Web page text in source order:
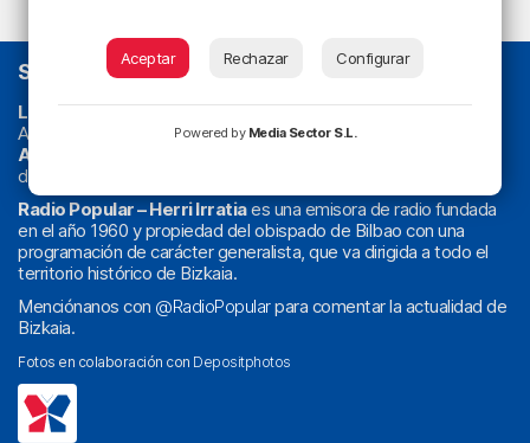
SOBRE NOSOTROS
La radio sin cadenas. Desde 1960 haciendo radio en Bilbao.
Actualidad y
podcastdeBilbaoyBizkaia, los partidos del
Athletic
deportes, sociedad, cultura, política, religión y obra social.
Radio Popular – Herri Irratiaes una emisora de radio fundada
en el año 1960 y propiedad del obispado de Bilbao con una
programación de carácter generalista, que va dirigida a todo el
territorio histórico de Bizkaia.
Menciónanos con @RadioPopularpara comentar la actualidad de
Bizkaia.
Fotos en colaboración con Depositphotos
Aceptar Rechazar Configurar
Powered by Media Sector S.L.